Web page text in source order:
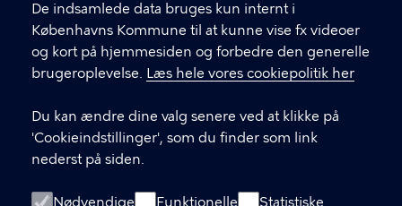
De indsamlede data bruges kun internt i
Københavns Kommune til at kunne vise fx videoer
og kort på hjemmesiden og forbedre den generelle
brugeroplevelse. Læs hele vores cookiepolitik her
Du kan ændre dine valg senere ved at klikke på
'Cookieindstillinger', som du finder som link
nederst på siden.
Nødvendige Funktionelle Statistiske
EAN: 5798009780331
LINKS
Kontakt
Facebook
Instagram